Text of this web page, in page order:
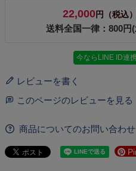
22,000円（税込
送料全国一律：800円
今ならLINE ID連
レビューを書く
このページのレビューを見る
商品についてのお問い合わせ